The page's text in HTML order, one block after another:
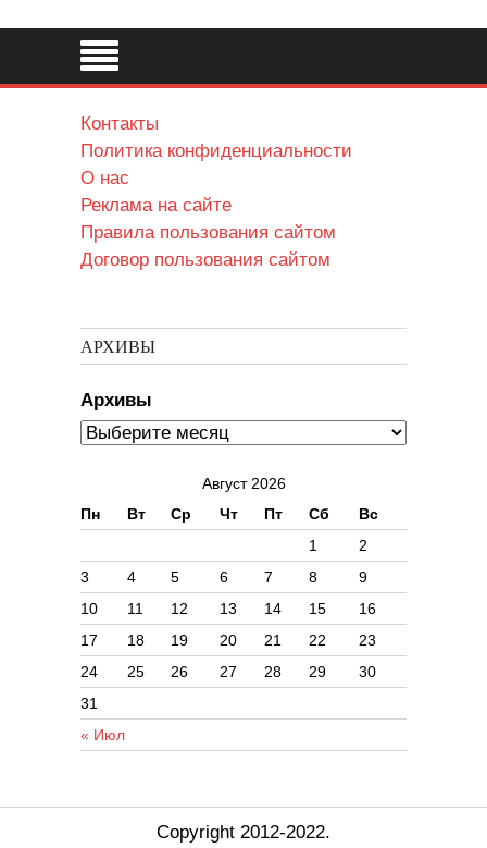
Контакты
Политика конфиденциальности
О нас
Реклама на сайте
Правила пользования сайтом
Договор пользования сайтом
АРХИВЫ
Архивы
Август 2026
Пн
Вт Ср Чт Пт Сб Вс
« Июл
1
2
3
4 5 6 7 8
9
10
11 12 13 14 15
16
17
18 19 20 21 22
23
24
25 26 27 28 29
30
31
Copyright 2012-2022.